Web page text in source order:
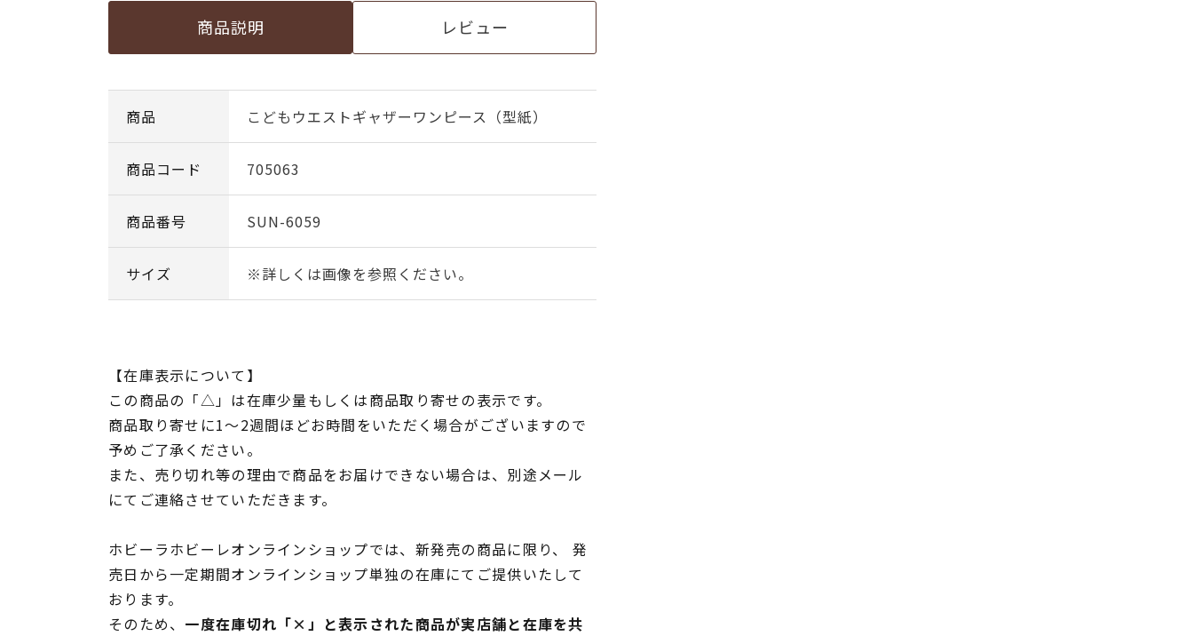
商品説明 レビュー
商品 こどもウエストギャザーワンピース（型紙）
商品コード 705063
商品番号 SUN-6059
サイズ ※詳しくは画像を参照ください。
【在庫表示について】
この商品の「△」は在庫少量もしくは商品取り寄せの表示です。
商品取り寄せに1～2週間ほどお時間をいただく場合がございますので
予めご了承ください。
また、売り切れ等の理由で商品をお届けできない場合は、別途メール
にてご連絡させていただきます。
ホビーラホビーレオンラインショップでは、新発売の商品に限り、 発
売日から一定期間オンラインショップ単独の在庫にてご提供いたして
おります。
そのため、 一度在庫切れ「×」と表示された商品が実店舗と在庫を共